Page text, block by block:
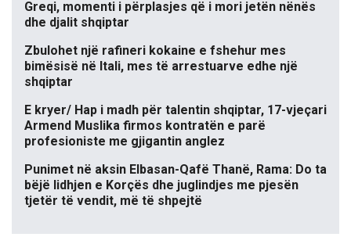
Greqi, momenti i përplasjes që i mori jetën nënës
dhe djalit shqiptar
Zbulohet një rafineri kokaine e fshehur mes
bimësisë në Itali, mes të arrestuarve edhe një
shqiptar
E kryer/ Hap i madh për talentin shqiptar, 17-vjeçari
Armend Muslika firmos kontratën e parë
profesioniste me gjigantin anglez
Punimet në aksin Elbasan-Qafë Thanë, Rama: Do ta
bëjë lidhjen e Korçës dhe juglindjes me pjesën
tjetër të vendit, më të shpejtë